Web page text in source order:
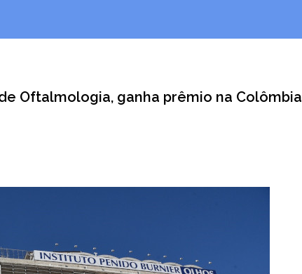
Oftalmologia, ganha prêmio na Colômbia